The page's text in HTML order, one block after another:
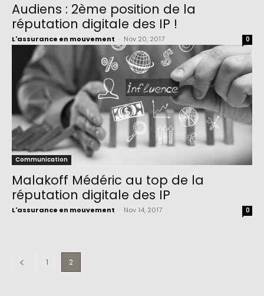
Audiens : 2ème position de la
réputation digitale des IP !
L'assurance en mouvement Nov 20, 2017 0
Communication
Malakoff Médéric au top de la
réputation digitale des IP
L'assurance en mouvement Nov 14, 2017 0
1 2